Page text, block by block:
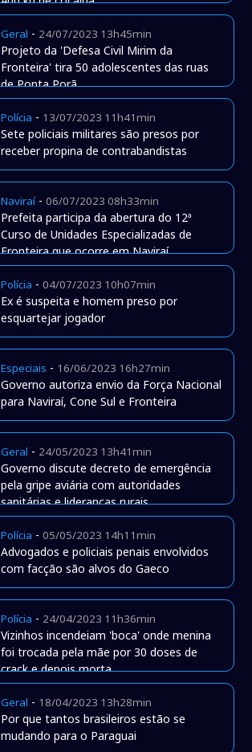
Geral - 24/07/2023 13h45min
Projeto da 'Defesa Civil Mirim da
Fronteira' tira 50 adolescentes das ruas
de Ponta Porã
Polícia - 13/07/2023 11h41min
Sete policiais militares são presos por
receber propina de contrabandistas
Naviraí-06/07/2023 08h33min
Prefeita participa da abertura do 12ª
Curso de Unidades Especializadas de
Fronteira que ocorre em Naviraí
Polícia -04/07/2023 10h07min
Ex é suspeita e homem preso por
esquartejar jogador
Especiais - 16/06/2023 16h27min
Governo autoriza envio da Força Nacional
para Naviraí, Cone Sul e Fronteira
Geral - 24/05/2023 13h41min
Governo discute decreto de emergência
pela gripe aviária com autoridades
sanitárias e lideranças rurais
Polícia -05/05/2023 14h11min
Advogados e policiais penais envolvidos
com facção são alvos do Gaeco
Polícia - 24/04/2023 11h36min
Vizinhos incendeiam 'boca' onde menina
foi trocada pela mãe por 30 doses de
crack e depois morta
Geral - 18/04/2023 13h28min
Por que tantos brasileiros estão se
mudando para o Paraguai